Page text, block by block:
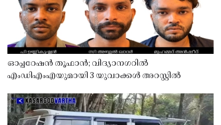
ഓപ്പറേഷൻ തൂഫാൻ; വിദ്യാനഗറിൽ
എംഡിഎംഎയുമായി 3 യുവാക്കൾ അറസ്റ്റിൽ